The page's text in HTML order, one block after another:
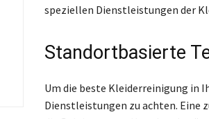
speziellen Dienstleistungen der
Standortbasierte
Um die beste Kleiderreinigung in
Dienstleistungen zu achten. Eine